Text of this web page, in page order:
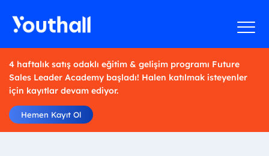
4 haftalık satış odaklı eğitim & gelişim programı Future
Sales Leader Academy başladı! Halen katılmak isteyenler
için kayıtlar devam ediyor.
Hemen Kayıt Ol